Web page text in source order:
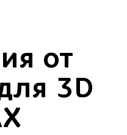
от
3D